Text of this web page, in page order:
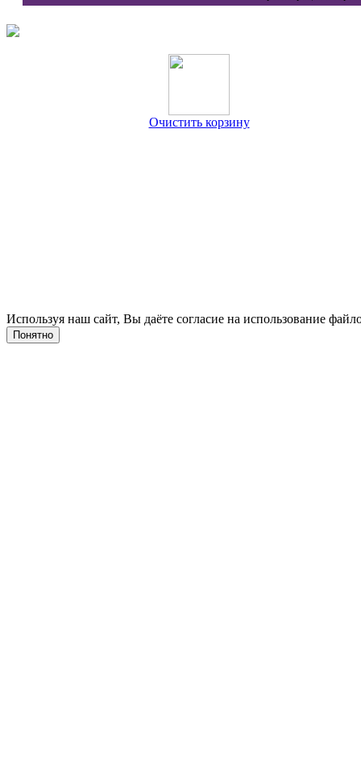
Очистить корзину
Используя наш сайт, Вы даёте согласие на использование
Понятно